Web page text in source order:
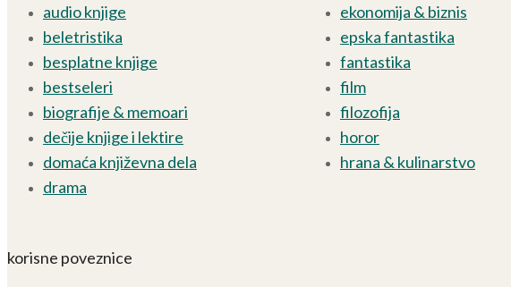
audio knjige
beletristika
besplatne knjige
bestseleri
biografije & memoari
dečije knjige i lektire
domaća književna dela
drama
ekonomija & biznis
epska fantastika
fantastika
film
filozofija
horor
hrana & kulinarstvo
korisne poveznice